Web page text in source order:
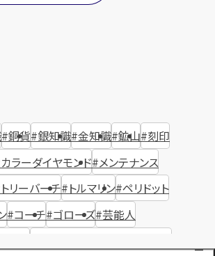
銅貨 銀知識 金知識 鉱山 刻印
カラーダイヤモンド メンテナンス
トリーバーチ トルマリン ペリドット
コーチ ゴローズ 芸能人